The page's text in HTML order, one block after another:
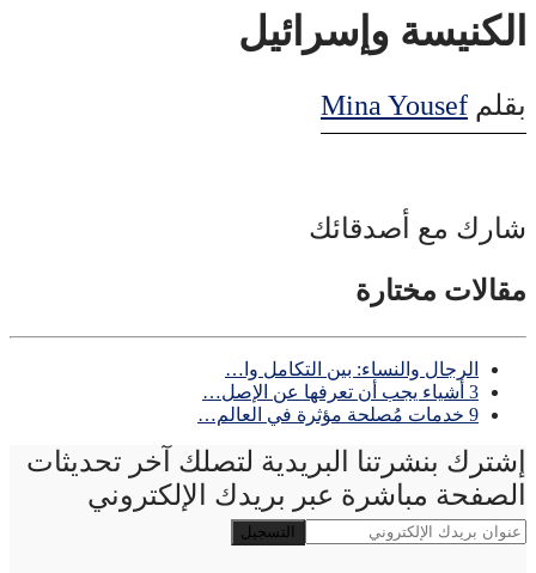
الكنيسة وإسرائيل
بقلم Mina Yousef
شارك مع أصدقائك
مقالات مختارة
الرجال والنساء: بين التكامل وا…
3 أشياء يجب أن تعرفها عن الإصل…
9 خدمات مُصلحة مؤثرة في العالم…
إشترك بنشرتنا البريدية لتصلك آخر تحديثات
الصفحة مباشرة عبر بريدك الإلكتروني